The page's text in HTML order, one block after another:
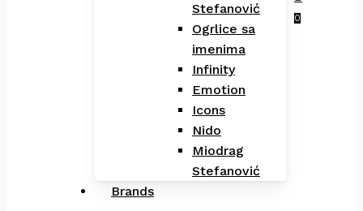
search
0
Menu
Stefanović
Ogrlice sa
imenima
Infinity
Emotion
Icons
Nido
Miodrag
Stefanović
Brands